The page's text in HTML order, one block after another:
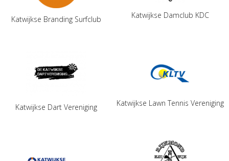
Katwijkse Branding Surfclub Katwijkse Damclub KDC
Katwijkse Dart Vereniging Katwijkse Lawn Tennis Vereniging